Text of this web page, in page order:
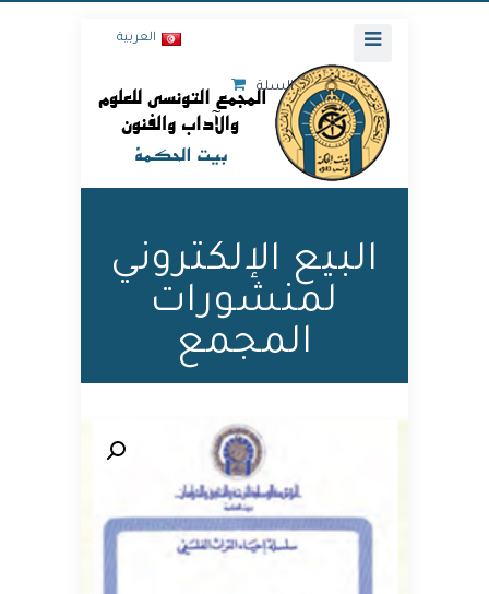
العربية
السلة
البيع الإلكتروني
لمنشورات
المجمع
🔍